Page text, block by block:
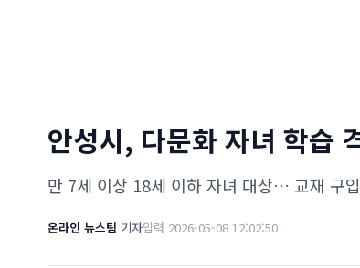
안성시, 다문화 자녀 학습
만 7세 이상 18세 이하 자녀 대상… 교재 구
온라인 뉴스팀 기자입력 2026-05-08 12:02:50